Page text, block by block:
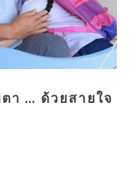
ตา … ด้วยสายใจ